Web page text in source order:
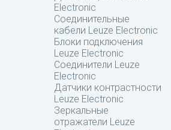
Electronic
Соединительные
кабели Leuze Electronic
Блоки подключения
Leuze Electronic
Соединители Leuze
Electronic
Датчики контрастности
Leuze Electronic
Зеркальные
отражатели Leuze